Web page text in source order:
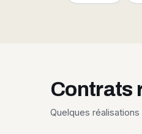
Contrats
Quelques